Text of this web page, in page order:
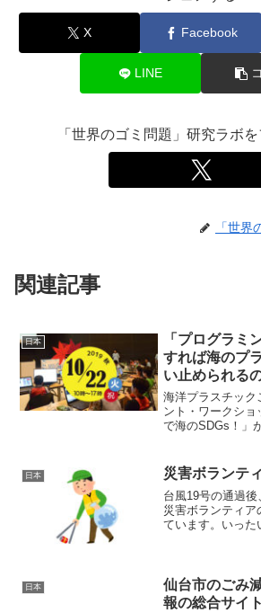
X Facebook
LINE
「世界のゴミ問題」研究ラボ
「世
関連記事
日本
「プログラミ
すれば海のプ
い止められる
ショップ
海洋プラスチック
ント・ワークシ
で海のSDGs！」
日本 災害ボランテ
台風19号の通過
災害ボランティ
ています。いった
日本
仙台市のごみ
報の総合サイ